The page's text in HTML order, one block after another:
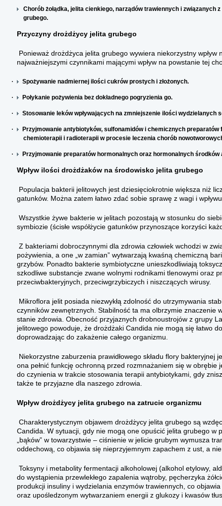
Chorób żołądka, jelita cienkiego, narządów trawiennych i
grubego.
Przyczyny drożdżycy jelita grubego
Ponieważ drożdżyca jelita grubego wywiera niekorzystny
najważniejszymi czynnikami mającymi wpływ na powstanie tej
· Spożywanie nadmiernej ilości cukrów prostych i złożonych.
· Połykanie pożywienia bez dokładnego pogryzienia go.
· Stosowanie leków wpływających na zmniejszenie ilości wydzielanych
·
Przyjmowanie antybiotyków, sulfonamidów i chemicznych
chemioterapii i radioterapii w procesie leczenia chorób
· Przyjmowanie preparatów hormonalnych oraz hormonalnych
Wpływ ilości drożdżaków na środowisko jelita grubego
Populacja bakterii jelitowych jest dziesięciokrotnie większa niż
gatunków. Można zatem łatwo zdać sobie sprawę z wagi i
Wszystkie żywe bakterie w jelitach pozostają w stosunku do
symbiozie (ścisłe współżycie gatunków przynoszące korzyści
Z bakteriami dobroczynnymi dla zdrowia człowiek wchodzi w
pożywienia, a one „w zamian” wytwarzają kwaśną chemiczną
grzybów. Ponadto bakterie symbiotyczne unieszkodliwiają
szkodliwe substancje zwane wolnymi rodnikami tlenowymi oraz
przeciwbakteryjnych, przeciwgrzybiczych i niszczących wirusy.
Mikroflora jelit posiada niezwykłą zdolność do utrzymywania
czynników zewnętrznych. Stabilność ta ma olbrzymie znaczenie
stanie zdrowia. Obecność przyjaznych drobnoustrojów z grupy
jelitowego powoduje, że drożdżaki Candida nie mogą się łatwo
doprowadzając do zakażenie całego organizmu.
Niekorzystne zaburzenia prawidłowego składu flory
ona pełnić funkcję ochronną przed rozmnażaniem się w
do czynienia w trakcie stosowania terapii antybiotykami, gdy
także te przyjazne dla naszego zdrowia.
Wpływ drożdżycy jelita grubego na zatrucie organizmu
Charakterystycznym objawem drożdżycy jelita grubego są
Candida. W sytuacji, gdy nie mogą one opuścić jelita grubego w
„bąków” w towarzystwie – ciśnienie w jelicie grubym wymusza
oddechową, co objawia się nieprzyjemnym zapachem z ust, a
Toksyny i metabolity fermentacji alkoholowej (alkohol etylowy,
do wystąpienia przewlekłego zapalenia wątroby, pęcherzyka
produkcji insuliny i wydzielania enzymów trawiennych, co
oraz upośledzonym wytwarzaniem energii z glukozy i kwasów